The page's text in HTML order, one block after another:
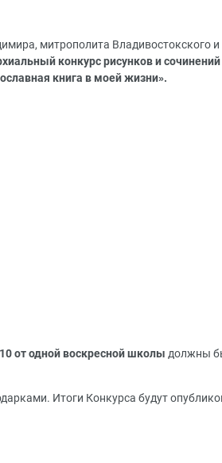
митрополита Владивостокского
конкурс рисунков и сочинений
книга в моей жизни».
от одной воскресной школы должны
Итоги Конкурса будут